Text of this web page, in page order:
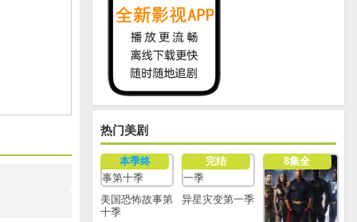
热门美剧
本季终
美国恐怖故事第
十季
完结
异星灾变第一季
8集全